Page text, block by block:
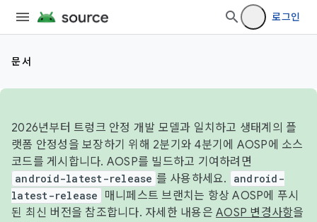
로그인
문서
2026년부터 트렁크 안정 개발 모델과 일치하고 생태계의 플
랫폼 안정성을 보장하기 위해 2분기와 4분기에 AOSP에 소스
코드를 게시합니다. AOSP를 빌드하고 기여하려면
android-latest-release 를 사용하세요.
android-
latest-release
매니페스트 브랜치는 항상 AOSP에 푸시
된 최신 버전을 참조합니다. 자세한 내용은 AOSP 변경사항을